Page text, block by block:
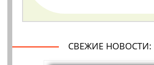
СВЕЖИЕ НОВОСТИ: